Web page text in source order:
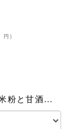
円)
小麦粉不使用で米粉と甘酒を取り入れた身体にやさしく食べ飽きないフレークタイプのカレールゥです